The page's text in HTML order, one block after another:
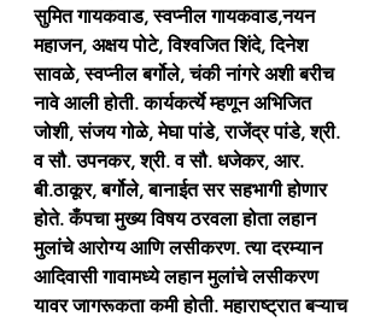
सुमित गायकवाड, स्वप्नील गायकवाड,नयन
महाजन, अक्षय पोटे, विश्वजित शिंदे, दिनेश
सावळे, स्वप्नील बर्गोले, चंकी नांगरे अशी बरीच
नावे आली होती. कार्यकर्त्ये म्हणून अभिजित
जोशी, संजय गोळे, मेघा पांडे, राजेंद्र पांडे, श्री.
व सौ. उपनकर, श्री. व सौ. धजेकर, आर.
बी.ठाकूर, बर्गोले, बानाईत सर सहभागी होणार
होते. कँपचा मुख्य विषय ठरवला होता लहान
मुलांचे आरोग्य आणि लसीकरण. त्या दरम्यान
आदिवासी गावामध्ये लहान मुलांचे लसीकरण
यावर जागरूकता कमी होती. महाराष्ट्रात बऱ्याच